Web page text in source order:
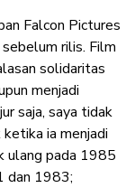
Falcon Pictures
rilis. Film
solidaritas
menjadi
saja, saya tidak
ketika ia menjadi
ulang pada 1985
dan 1983;